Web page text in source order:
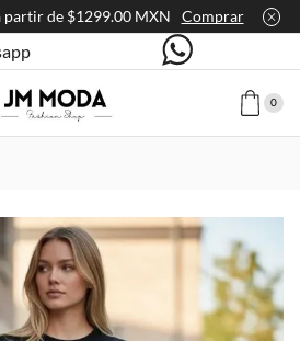
partir de $1299.00 MXN Comprar
0